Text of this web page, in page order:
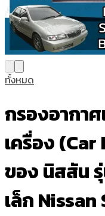
ทั้งหมด
กรองอากา
เครื่อง
ของ นิสสัน รุ่
เล็ก